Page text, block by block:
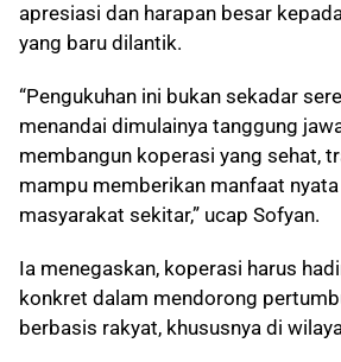
apresiasi dan harapan besar
yang baru dilantik.
“Pengukuhan ini bukan sekadar
menandai dimulainya tanggung
membangun koperasi yang sehat,
mampu memberikan manfaat
masyarakat sekitar,” ucap Sofyan.
Ia menegaskan, koperasi harus
konkret dalam mendorong
berbasis rakyat, khususnya di